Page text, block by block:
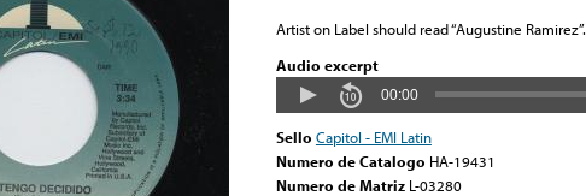
Artist on Label should read “Augustine Ramirez”.
Audio excerpt
00:00
Sello Capitol - EMI Latin
Numero de Catalogo HA-19431
Numero de Matriz L-03280